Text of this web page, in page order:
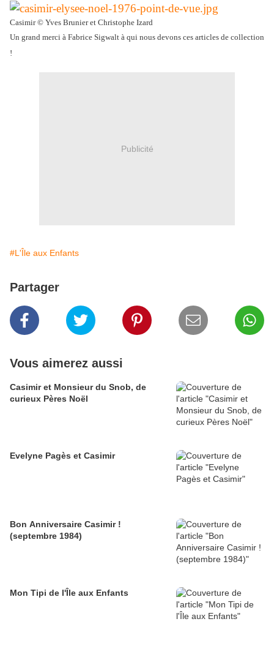
Casimir © Yves Brunier et Christophe Izard
Un grand merci à Fabrice Sigwalt à qui nous devons ces articles de collection
!
Publicité
#L'Île aux Enfants
Partager
Vous aimerez aussi
Casimir et Monsieur du Snob, de
curieux Pères Noël
Evelyne Pagès et Casimir
Bon Anniversaire Casimir !
(septembre 1984)
Mon Tipi de l'Île aux Enfants